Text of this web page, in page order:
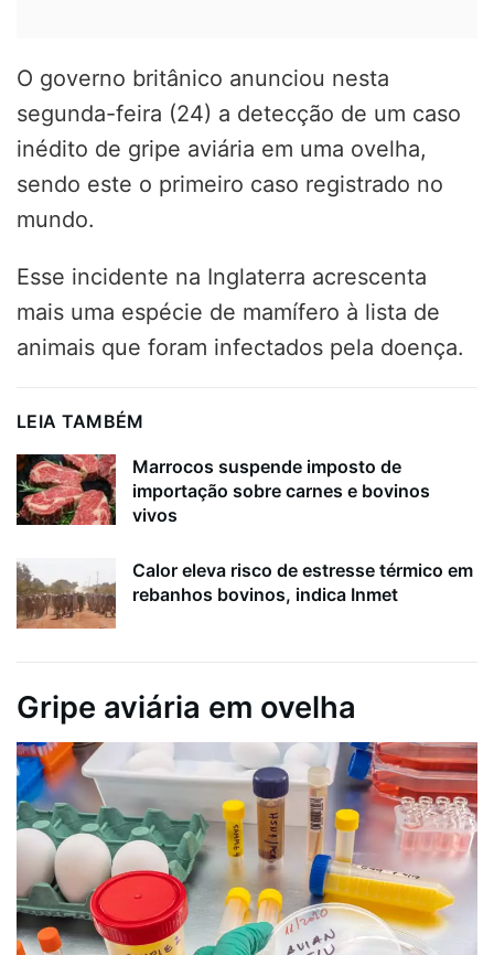
O governo britânico anunciou nesta
segunda-feira (24) a detecção de um caso
inédito de gripe aviária em uma ovelha,
sendo este o primeiro caso registrado no
mundo.
Esse incidente na Inglaterra acrescenta
mais uma espécie de mamífero à lista de
animais que foram infectados pela doença.
LEIA TAMBÉM
Marrocos suspende imposto de
importação sobre carnes e bovinos
vivos
Calor eleva risco de estresse térmico em
rebanhos bovinos, indica Inmet
Gripe aviária em ovelha